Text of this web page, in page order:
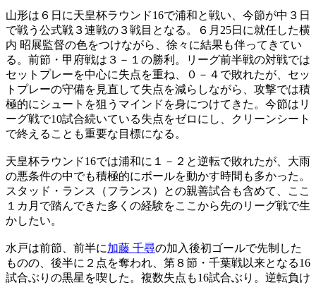
山形は６日に天皇杯ラウンド16で浦和と戦い、今節が中３日
で戦う公式戦３連戦の３戦目となる。６月25日に就任した横
内 昭展監督の色をつけながら、徐々に結果も伴ってきてい
る。前節・甲府戦は３－１の勝利。リーグ前半戦の対戦では
セットプレーを中心に失点を重ね、０－４で敗れたが、セッ
トプレーの守備を見直して失点を減らしながら、攻撃では積
極的にシュートを狙うマインドを身につけてきた。今節はリ
ーグ戦で10試合続いている失点をゼロにし、クリーンシート
で終えることも重要な目標になる。
天皇杯ラウンド16では浦和に１－２と逆転で敗れたが、大雨
の悪条件の中でも積極的にボールを動かす時間も多かった。
スタッド・ランス（フランス）との親善試合も含めて、ここ
１カ月で踏んできた多くの経験をここから先のリーグ戦で生
かしたい。
水戸は前節、前半に加藤 千尋の加入後初ゴールで先制した
ものの、後半に２点を奪われ、第８節・千葉戦以来となる16
試合ぶりの黒星を喫した。複数失点も16試合ぶり。逆転負け